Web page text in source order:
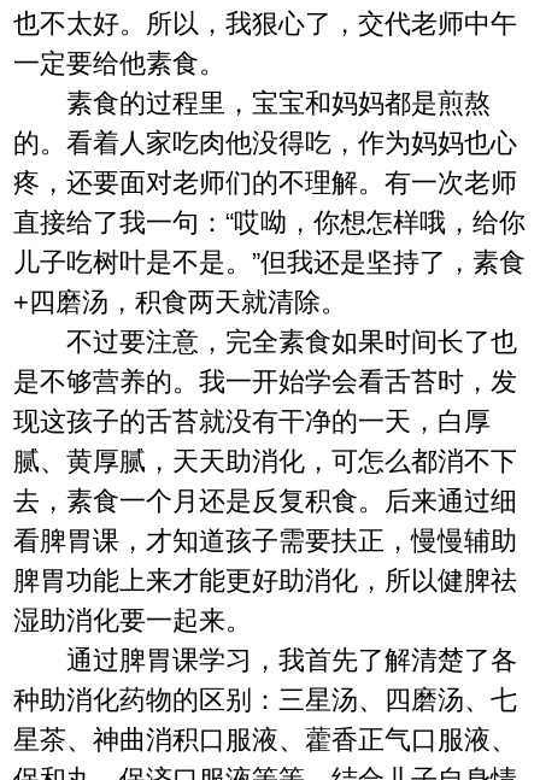
也不太好。所以，我狠心了，交代老师中午
一定要给他素食。
素食的过程里，宝宝和妈妈都是煎熬
的。看着人家吃肉他没得吃，作为妈妈也心
疼，还要面对老师们的不理解。有一次老师
直接给了我一句：“哎呦，你想怎样哦，给你
儿子吃树叶是不是。”但我还是坚持了，素食
+四磨汤，积食两天就清除。
不过要注意，完全素食如果时间长了也
是不够营养的。我一开始学会看舌苔时，发
现这孩子的舌苔就没有干净的一天，白厚
腻、黄厚腻，天天助消化，可怎么都消不下
去，素食一个月还是反复积食。后来通过细
看脾胃课，才知道孩子需要扶正，慢慢辅助
脾胃功能上来才能更好助消化，所以健脾祛
湿助消化要一起来。
通过脾胃课学习，我首先了解清楚了各
种助消化药物的区别：三星汤、四磨汤、七
星茶、神曲消积口服液、藿香正气口服液、